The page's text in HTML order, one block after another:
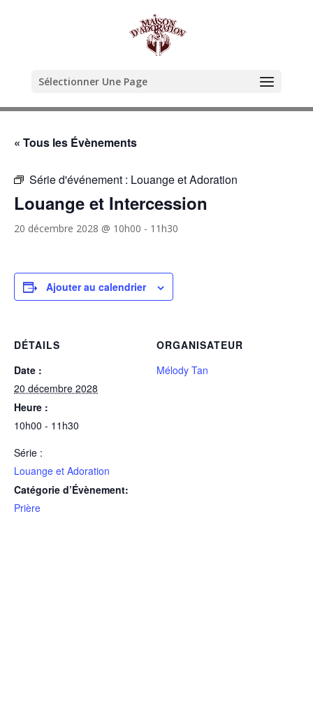
Sélectionner Une Page
« Tous les Évènements
Série d'événement : Louange et Adoration
Louange et Intercession
20 décembre 2028 @ 10h00 - 11h30
Ajouter au calendrier
DÉTAILS
Date :
20 décembre 2028
Heure :
10h00 - 11h30
Série :
Louange et Adoration
Catégorie d’Évènement:
Prière
ORGANISATEUR
Mélody Tan